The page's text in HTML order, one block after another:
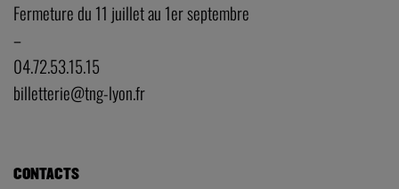
Fermeture du 11 juillet au 1er septembre
–
04.72.53.15.15
billetterie@tng-lyon.fr
CONTACTS